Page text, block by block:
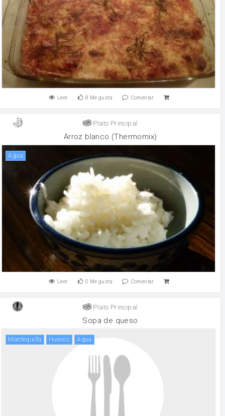
Leer 8 Me gusta Comentar
Plato Principal
Arroz blanco (Thermomix)
agua
Leer 0 Me gusta Comentar
Plato Principal
Sopa de queso
mantequilla huevos agua